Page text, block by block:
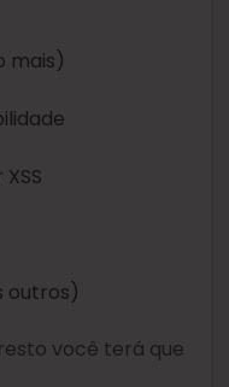
mais)
outros)
você terá que